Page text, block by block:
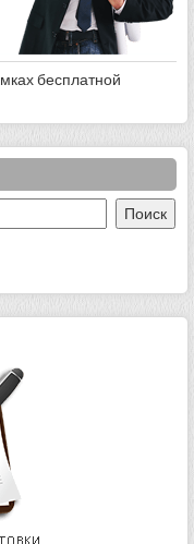
бесплатной